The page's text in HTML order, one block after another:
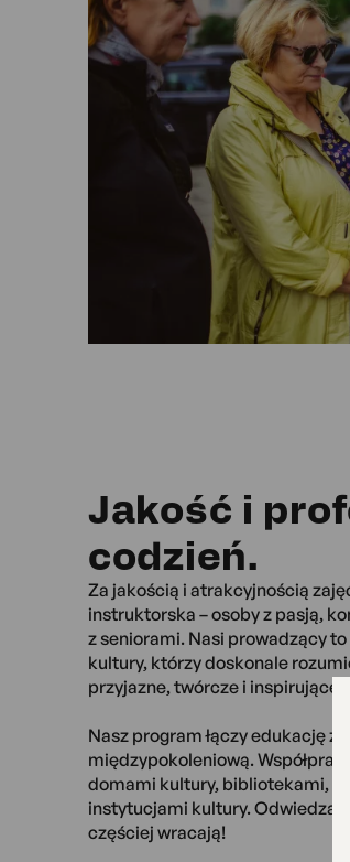
Jakość i
codzień.
Za jakością i atrakcyjnością
instruktorska – osoby z pasją,
z seniorami. Nasi prowadzący
kultury, którzy doskonale
przyjazne, twórcze i inspirujące
Nasz program łączy edukację z
międzypokoleniową.
domami kultury, bibliotekami,
instytucjami kultury.
częściej wracają!